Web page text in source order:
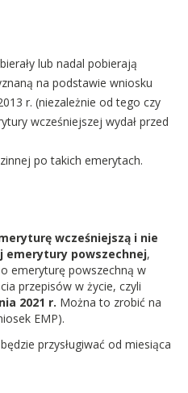
lub nadal pobierają
na podstawie wniosku
r. (niezależnie od tego czy
wcześniejszej wydał przed
po takich emerytach.
wcześniejszą i nie
emerytury powszechnej,
emeryturę powszechną w
przepisów w życie, czyli
2021 r. Można to zrobić na
EMP).
przysługiwać od miesiąca